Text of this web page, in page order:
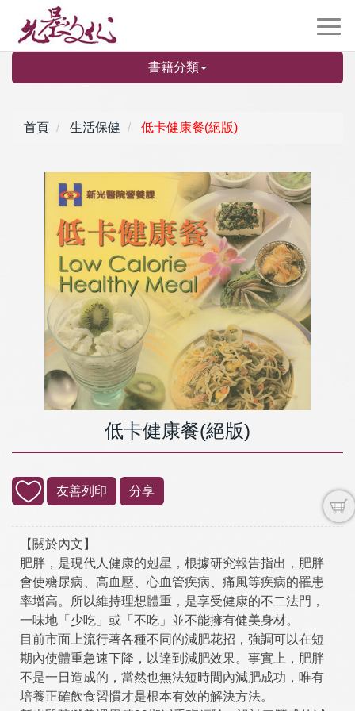
書籍分類
首頁 生活保健 低卡健康餐(絕版)
低卡健康餐(絕版)
友善列印 分享
【關於內文】
肥胖，是現代人健康的剋星，根據研究報告指出，肥胖
會使糖尿病、高血壓、心血管疾病、痛風等疾病的罹患
率增高。所以維持理想體重，是享受健康的不二法門，
一味地「少吃」或「不吃」並不能擁有健美身材。
目前市面上流行著各種不同的減肥花招，強調可以在短
期內使體重急速下降，以達到減肥效果。事實上，肥胖
不是一日造成的，當然也無法短時間內減肥成功，唯有
培養正確飲食習慣才是根本有效的解決方法。